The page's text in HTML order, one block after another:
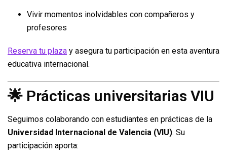
Vivir momentos inolvidables con compañeros y
profesores
Reserva tu plaza y asegura tu participación en esta aventura
educativa internacional.
🌟 Prácticas universitarias VIU
Seguimos colaborando con estudiantes en prácticas de la
Universidad Internacional de Valencia (VIU). Su
participación aporta: